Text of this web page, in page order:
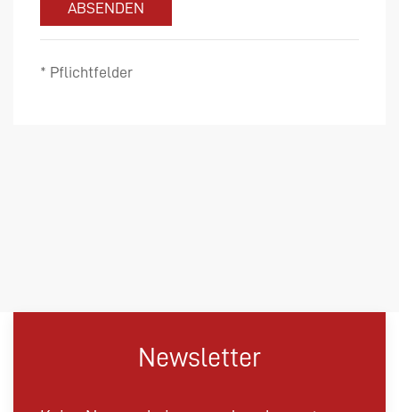
ABSENDEN
* Pflichtfelder
Newsletter